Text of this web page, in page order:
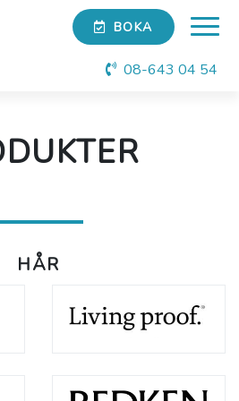
BOKA
08-643 04 54
HÅR